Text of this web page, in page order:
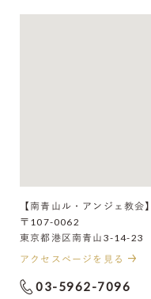
【南青山ル・アンジェ教会】
〒107-0062
東京都港区南青山3-14-23
アクセスページを見る
03-5962-7096